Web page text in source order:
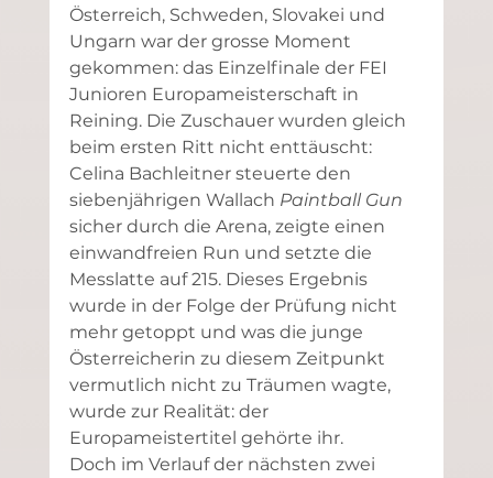
Österreich, Schweden, Slovakei und
Ungarn war der grosse Moment
gekommen: das Einzelfinale der FEI
Junioren Europameisterschaft in
Reining. Die Zuschauer wurden gleich
beim ersten Ritt nicht enttäuscht:
Celina Bachleitner steuerte den
siebenjährigen Wallach Paintball Gun
sicher durch die Arena, zeigte einen
einwandfreien Run und setzte die
Messlatte auf 215. Dieses Ergebnis
wurde in der Folge der Prüfung nicht
mehr getoppt und was die junge
Österreicherin zu diesem Zeitpunkt
vermutlich nicht zu Träumen wagte,
wurde zur Realität: der
Europameistertitel gehörte ihr.
Doch im Verlauf der nächsten zwei